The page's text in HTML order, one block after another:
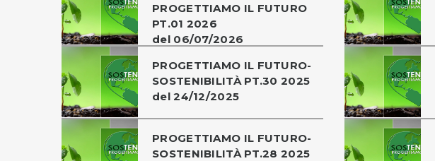
PROGETTIAMO IL FUTURO
PT.01 2026
del 06/07/2026
PROGETTIAMO IL FUTURO-
SOSTENIBILITÀ PT.30 2025
del 24/12/2025
PROGETTIAMO IL FUTURO-
SOSTENIBILITÀ PT.28 2025